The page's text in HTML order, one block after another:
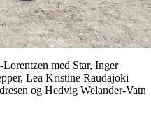
med Star, Inger
Lea Kristine Raudajoki
og Hedvig Welander-Vatn